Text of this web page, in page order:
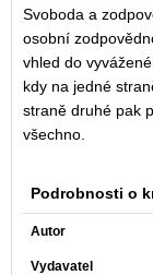
Svoboda a
osobní
vhled do
kdy na jedné
straně druhé pak
všechno.
Podrobnosti o
Autor
Vydavatel